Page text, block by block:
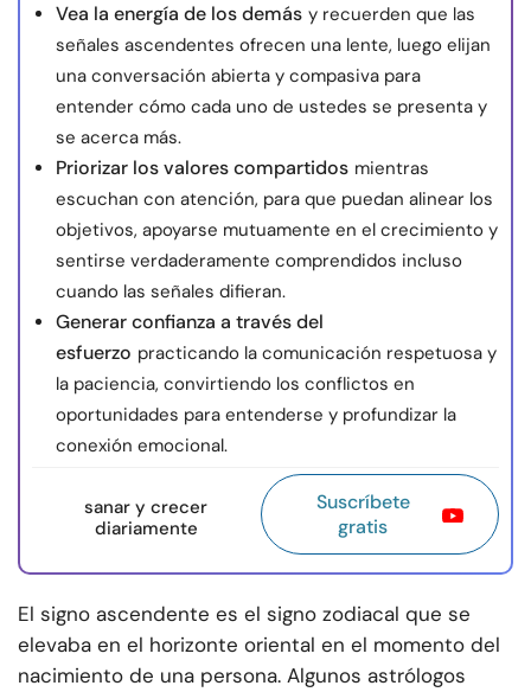
Vea la energía de los demás y recuerden que las
señales ascendentes ofrecen una lente, luego elijan
una conversación abierta y compasiva para
entender cómo cada uno de ustedes se presenta y
se acerca más.
Priorizar los valores compartidos mientras
escuchan con atención, para que puedan alinear los
objetivos, apoyarse mutuamente en el crecimiento y
sentirse verdaderamente comprendidos incluso
cuando las señales difieran.
Generar confianza a través del
esfuerzo practicando la comunicación respetuosa y
la paciencia, convirtiendo los conflictos en
oportunidades para entenderse y profundizar la
conexión emocional.
sanar y crecer
diariamente
Suscríbete
gratis
El signo ascendente es el signo zodiacal que se
elevaba en el horizonte oriental en el momento del
nacimiento de una persona. Algunos astrólogos